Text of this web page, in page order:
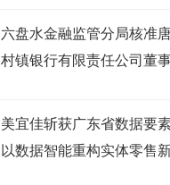
六盘水金融监管分局核准
村镇银行有限责任公司董
美宜佳斩获广东省数据要
以数据智能重构实体零售